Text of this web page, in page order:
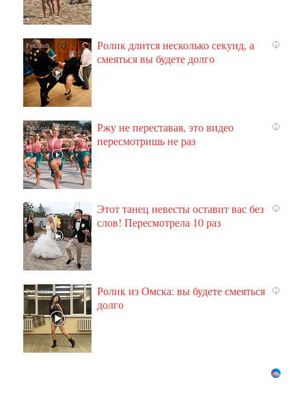
i
Ролик длится несколько секунд, а
смеяться вы будете долго
i
Ржу не переставая, это видео
пересмотришь не раз
i
Этот танец невесты оставит вас без
слов! Пересмотрела 10 раз
i
Ролик из Омска: вы будете смеяться
долго